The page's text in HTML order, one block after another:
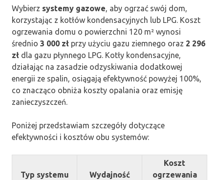
Wybierz systemy gazowe, aby ogrzać swój dom,
korzystając z kotłów kondensacyjnych lub LPG. Koszt
ogrzewania domu o powierzchni 120 m² wynosi
średnio 3 000 zł przy użyciu gazu ziemnego oraz 2 296
zł dla gazu płynnego LPG. Kotły kondensacyjne,
działając na zasadzie odzyskiwania dodatkowej
energii ze spalin, osiągają efektywność powyżej 100%,
co znacząco obniża koszty opalania oraz emisję
zanieczyszczeń.
Poniżej przedstawiam szczegóły dotyczące
efektywności i kosztów obu systemów:
Typ systemu Wydajność
Koszt
ogrzewania